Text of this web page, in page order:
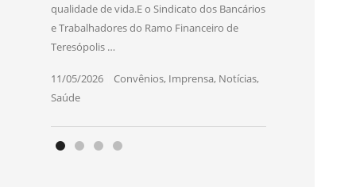
qualidade de vida.E o Sindicato dos Bancários
e Trabalhadores do Ramo Financeiro de
Teresópolis …
11/05/2026 |Convênios, Imprensa, Notícias,
Saúde
O Sindicato dos Bancários e Trabalhadores
do Ramo Financeiro de Teresópolis firmou
um novo convênio com o SEC Studio
06/03/2026